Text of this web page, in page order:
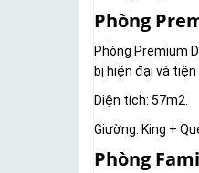
Phòng
Phòng Premium
bị hiện đại và
Diện tích: 57m2.
Giường: King +
Phòng